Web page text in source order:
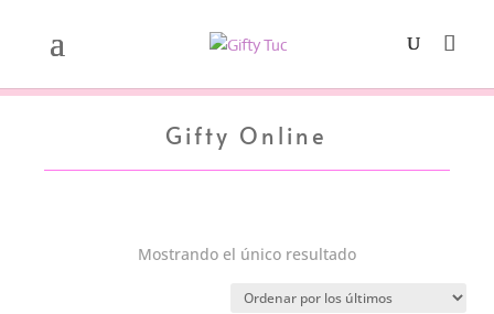
Gifty Online
Mostrando el único resultado